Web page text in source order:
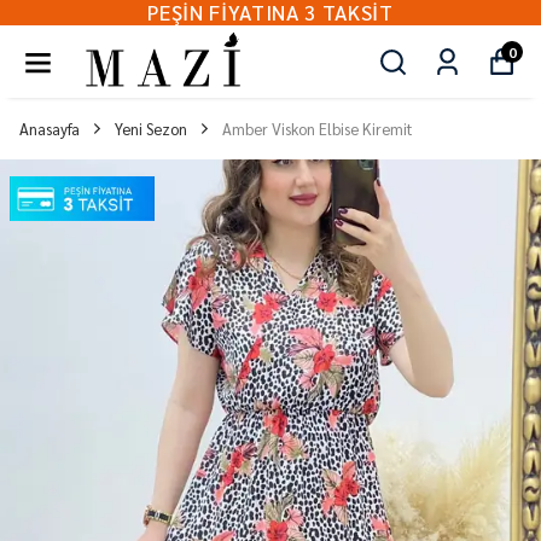
PEŞİN FİYATINA 3 TAKSİT
0
Anasayfa Yeni Sezon Amber Viskon Elbise Kiremit